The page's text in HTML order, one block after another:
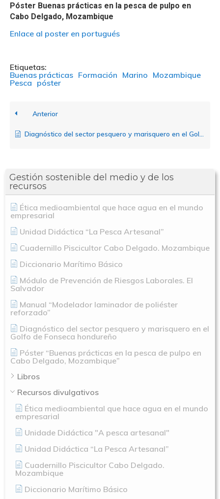
Gestión sostenible del medio y de los
recursos
Ética medioambiental que hace agua en el mundo
empresarial
Unidad Didáctica “La Pesca Artesanal”
Cuadernillo Piscicultor Cabo Delgado. Mozambique
Diccionario Marítimo Básico
Módulo de Prevención de Riesgos Laborales. El
Salvador
Manual “Modelador laminador de poliéster
reforzado”
Diagnóstico del sector pesquero y marisquero en el
Golfo de Fonseca hondureño
Póster “Buenas prácticas en la pesca de pulpo en
Cabo Delgado, Mozambique”
Libros
Recursos divulgativos
Ética medioambiental que hace agua en el mundo
empresarial
Unidade Didáctica "A pesca artesanal"
Unidad Didáctica “La Pesca Artesanal”
Cuadernillo Piscicultor Cabo Delgado.
Mozambique
Diccionario Marítimo Básico
Póster Buenas prácticas en la pesca de pulpo en
Cabo Delgado, Mozambique
Enlace al poster en portugués
Etiquetas:
Buenas prácticas Formación Marino Mozambique
Pesca póster
Anterior
Diagnóstico del sector pesquero y marisquero en el Golfo de Fonseca hondureño
Nosotros
Identidad Corporativa
Manual De Identidad
Contacto
Proyectos
Publicaciones
Contratación
Plan De Igualdad